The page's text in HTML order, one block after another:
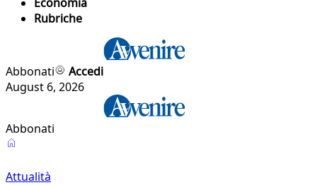
Rubriche
Abbonati
Accedi
August 6, 2026
Abbonati
Attualità